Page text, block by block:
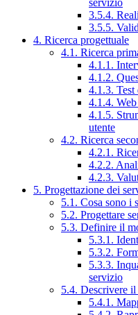
3.5.4.
3.5.5.
4. Ricerca progettuale
4.1. Ricerca
4.1.1.
4.1.2.
4.1.3. Test
4.1.4.
4.1.5.
utente
4.2. Ricerca
4.2.1.
4.2.2.
4.2.3.
5. Progettazione dei
5.1. Cosa sono i
5.2. Progettare
5.3. Definire il
5.3.1.
5.3.2.
5.3.3.
servizio
5.4. Descrivere
5.4.1.